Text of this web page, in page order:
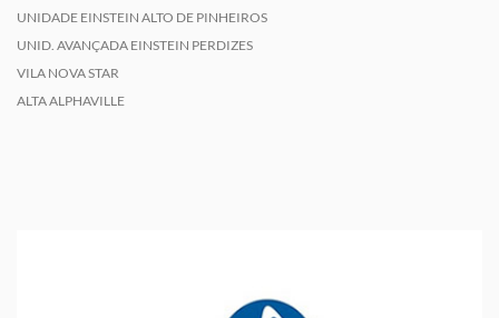
UNIDADE EINSTEIN ALTO DE PINHEIROS
UNID. AVANÇADA EINSTEIN PERDIZES
VILA NOVA STAR
ALTA ALPHAVILLE